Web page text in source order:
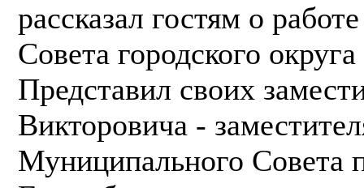
рассказал гостям о
Совета городского
Представил своих
Викторовича -
Муниципального Совета